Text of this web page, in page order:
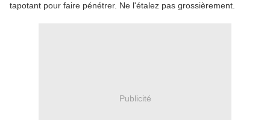
tapotant pour faire pénétrer. Ne l'étalez pas grossièrement.
Publicité